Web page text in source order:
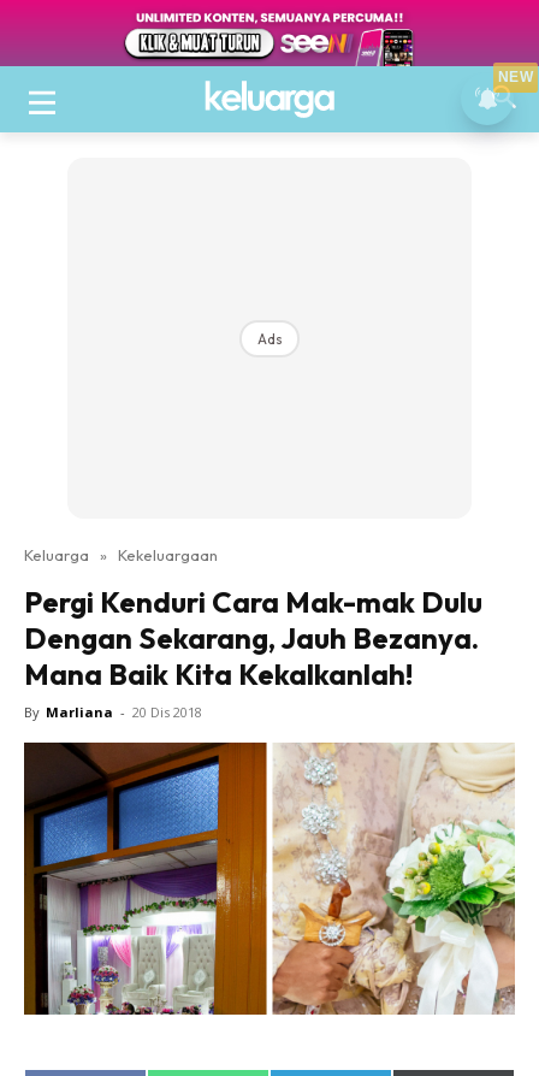
Ads
Keluarga » Kekeluargaan
Pergi Kenduri Cara Mak-mak Dulu
Dengan Sekarang, Jauh Bezanya.
Mana Baik Kita Kekalkanlah!
By Marliana - 20 Dis 2018
NEW